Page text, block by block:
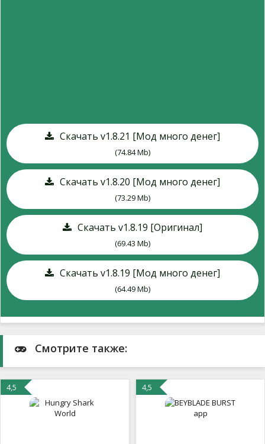
Скачать v1.8.21 [Мод много денег]
(74.84 Mb)
Скачать v1.8.20 [Мод много денег]
(73.29 Mb)
Скачать v1.8.19 [Оригинал]
(69.43 Mb)
Скачать v1.8.19 [Мод много денег]
(64.49 Mb)
Смотрите также:
4,5 4,5